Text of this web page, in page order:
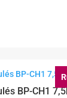
BP-CH1